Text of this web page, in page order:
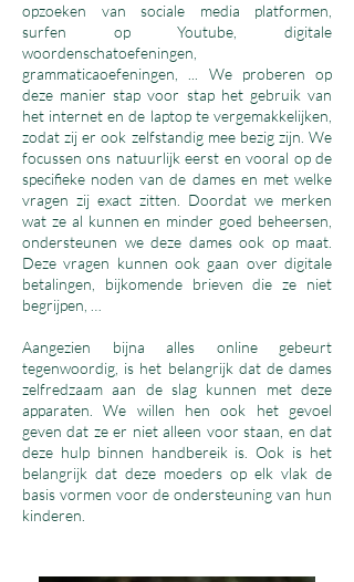
opzoeken van sociale media platformen,
surfen op Youtube, digitale
woordenschatoefeningen,
grammaticaoefeningen, ... We proberen op
deze manier stap voor stap het gebruik van
het internet en de laptop te vergemakkelijken,
zodat zij er ook zelfstandig mee bezig zijn. We
focussen ons natuurlijk eerst en vooral op de
specifieke noden van de dames en met welke
vragen zij exact zitten. Doordat we merken
wat ze al kunnen en minder goed beheersen,
ondersteunen we deze dames ook op maat.
Deze vragen kunnen ook gaan over digitale
betalingen, bijkomende brieven die ze niet
begrijpen, …
Aangezien bijna alles online gebeurt
tegenwoordig, is het belangrijk dat de dames
zelfredzaam aan de slag kunnen met deze
apparaten. We willen hen ook het gevoel
geven dat ze er niet alleen voor staan, en dat
deze hulp binnen handbereik is. Ook is het
belangrijk dat deze moeders op elk vlak de
basis vormen voor de ondersteuning van hun
kinderen.